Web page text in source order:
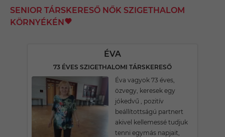
SENIOR TÁRSKERESŐ NŐK SZIGETHALOM
KÖRNYÉKÉN
ÉVA
73 ÉVES SZIGETHALOMI TÁRSKERESŐ
Éva vagyok 73 éves,
özvegy, keresek egy
jókedvű , pozitív
beállítottságú partnert
akivel kellemessé tudjuk
tenni egymás napjait,